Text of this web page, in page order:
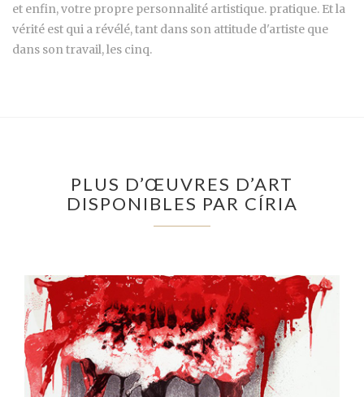
et enfin, votre propre personnalité artistique. pratique. Et la
vérité est qui a révélé, tant dans son attitude d'artiste que
dans son travail, les cinq.
PLUS D’ŒUVRES D’ART
DISPONIBLES PAR CÍRIA